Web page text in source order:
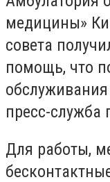
медицины»
совета
помощь, что
пресс-служба
Для работы,